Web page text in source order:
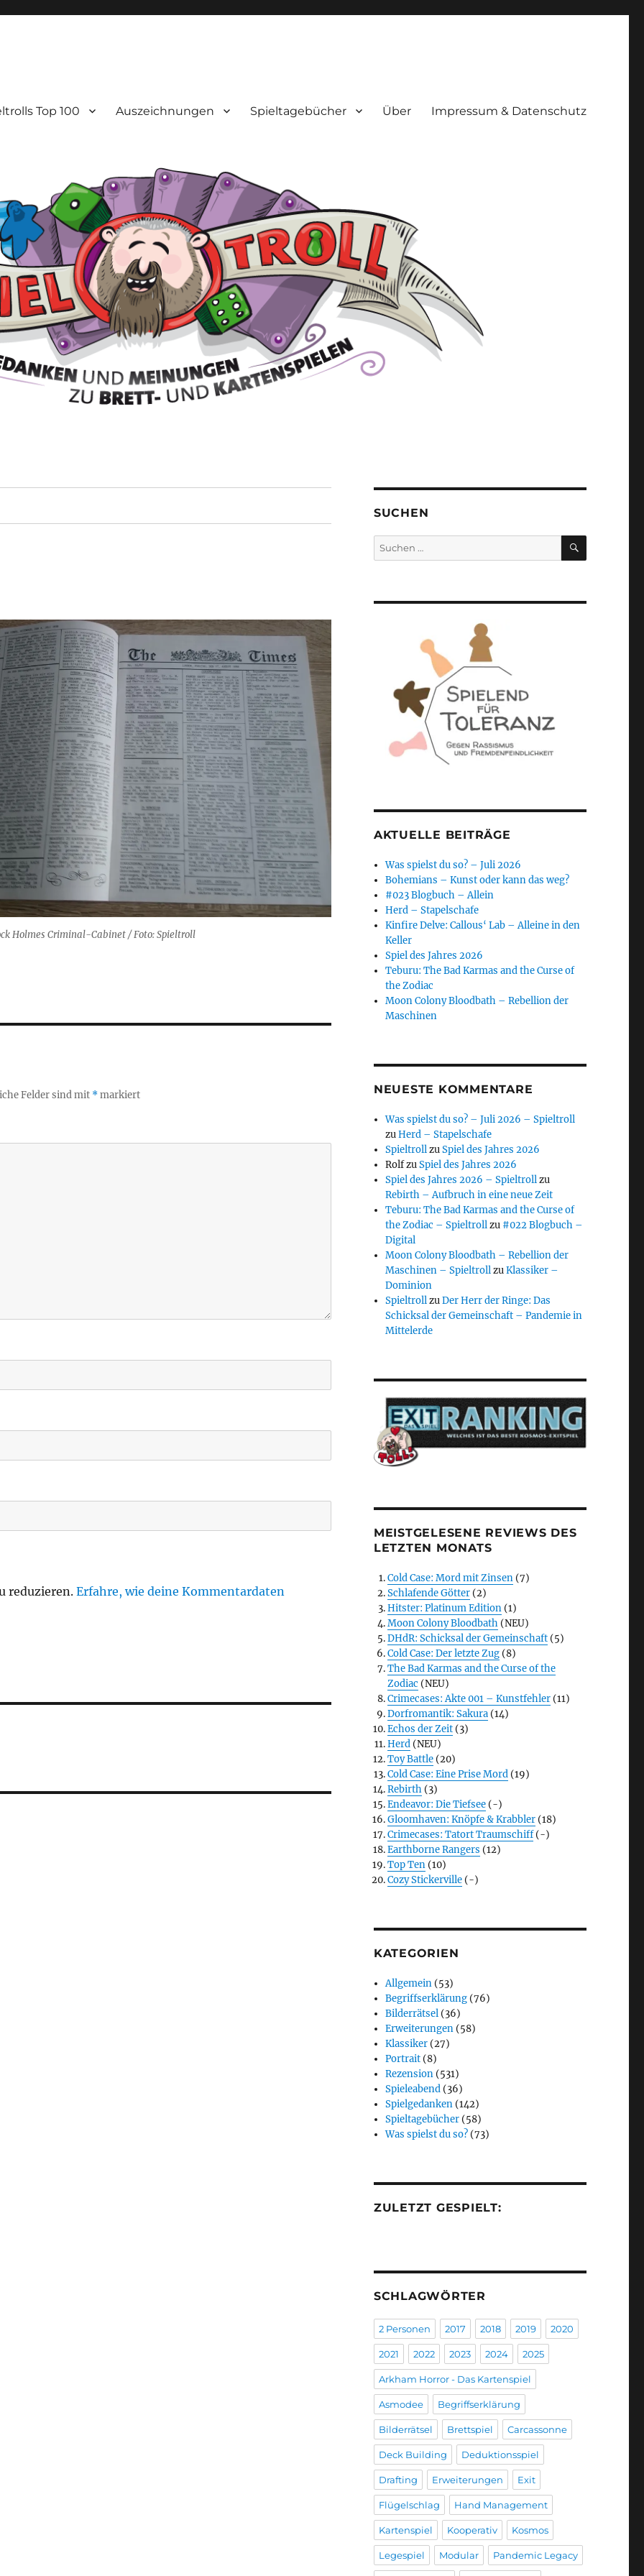
Top 100 Auszeichnungen Spieltagebücher Über Impressum & Datenschutz
Holmes Criminal-Cabinet / Foto: Spieltroll
Felder sind mit *markiert
reduzieren.Erfahre, wie deine Kommentardaten
SUCHEN
Suchen
nach:
SUCHEN
AKTUELLE BEITRÄGE
Was spielst du so? – Juli 2026
Bohemians – Kunst oder kann das weg?
#023 Blogbuch – Allein
Herd – Stapelschafe
Kinfire Delve: Callous‘ Lab – Alleine in den
Keller
Spiel des Jahres 2026
Teburu: The Bad Karmas and the Curse of
the Zodiac
Moon Colony Bloodbath – Rebellion der
Maschinen
NEUESTE KOMMENTARE
Was spielst du so? – Juli 2026 – Spieltroll
zuHerd – Stapelschafe
SpieltrollzuSpiel des Jahres 2026
RolfzuSpiel des Jahres 2026
Spiel des Jahres 2026 – Spieltrollzu
Rebirth – Aufbruch in eine neue Zeit
Teburu: The Bad Karmas and the Curse of
the Zodiac – Spieltrollzu #022 Blogbuch –
Digital
Moon Colony Bloodbath – Rebellion der
Maschinen – SpieltrollzuKlassiker –
Dominion
SpieltrollzuDer Herr der Ringe: Das
Schicksal der Gemeinschaft – Pandemie in
Mittelerde
MEISTGELESENE REVIEWS DES
LETZTEN MONATS
Cold Case: Mord mit Zinsen (7)
Schlafende Götter (2)
Hitster: Platinum Edition (1)
Moon Colony Bloodbath (NEU)
DHdR: Schicksal der Gemeinschaft (5)
Cold Case: Der letzte Zug (8)
The Bad Karmas and the Curse of the
Zodiac (NEU)
Crimecases: Akte 001 – Kunstfehler (11)
Dorfromantik: Sakura (14)
Echos der Zeit (3)
Herd (NEU)
Toy Battle (20)
Cold Case: Eine Prise Mord (19)
Rebirth (3)
Endeavor: Die Tiefsee (-)
Gloomhaven: Knöpfe & Krabbler (18)
Crimecases: Tatort Traumschiff(-)
Earthborne Rangers (12)
Top Ten (10)
Cozy Stickerville (-)
KATEGORIEN
Allgemein (53)
Begriffserklärung (76)
Bilderrätsel (36)
Erweiterungen (58)
Klassiker (27)
Portrait (8)
Rezension (531)
Spieleabend (36)
Spielgedanken (142)
Spieltagebücher (58)
Was spielst du so? (73)
ZULETZT GESPIELT:
SCHLAGWÖRTER
2 Personen 2017 2018 2019 2020
2021 2022 2023 2024 2025
Arkham Horror - Das Kartenspiel
Asmodee Begriffserklärung
Bilderrätsel Brettspiel Carcassonne
Deck Building Deduktionsspiel
Drafting Erweiterungen Exit
Flügelschlag Hand Management
Kartenspiel Kooperativ Kosmos
Legespiel Modular Pandemic Legacy